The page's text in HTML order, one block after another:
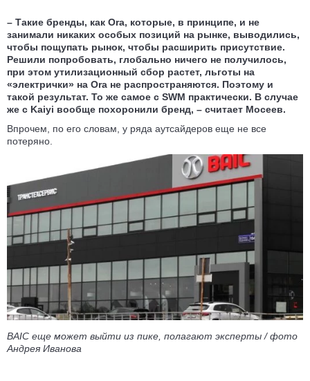
– Такие бренды, как Оra, которые, в принципе, и не
занимали никаких особых позиций на рынке, выводились,
чтобы пощупать рынок, чтобы расширить присутствие.
Решили попробовать, глобально ничего не получилось,
при этом утилизационный сбор растет, льготы на
«электрички» на Ora не распространяются. Поэтому и
такой результат. То же самое с SWM практически. В случае
же с Kaiyi вообще похоронили бренд, – считает Мосеев.
Впрочем, по его словам, у ряда аутсайдеров еще не все
потеряно.
BAIC еще может выйти из пике, полагают эксперты / фото
Андрея Иванова